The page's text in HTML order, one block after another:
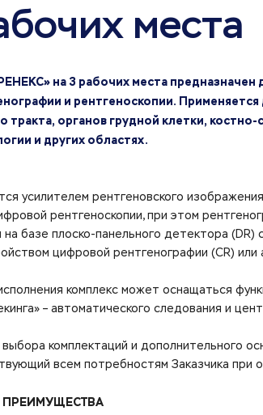
места
на 3 рабочих места предназначен
и рентгеноскопии.
тракта, органов грудной клетки,
и других областях.
усилителем рентгеновского
рентгеноскопии, при этом
базе плоско-панельного детектора (DR)
цифровой рентгенографии (CR) или
комплекс может оснащаться
– автоматического следования и
комплектаций и дополнительного
всем потребностям Заказчика при